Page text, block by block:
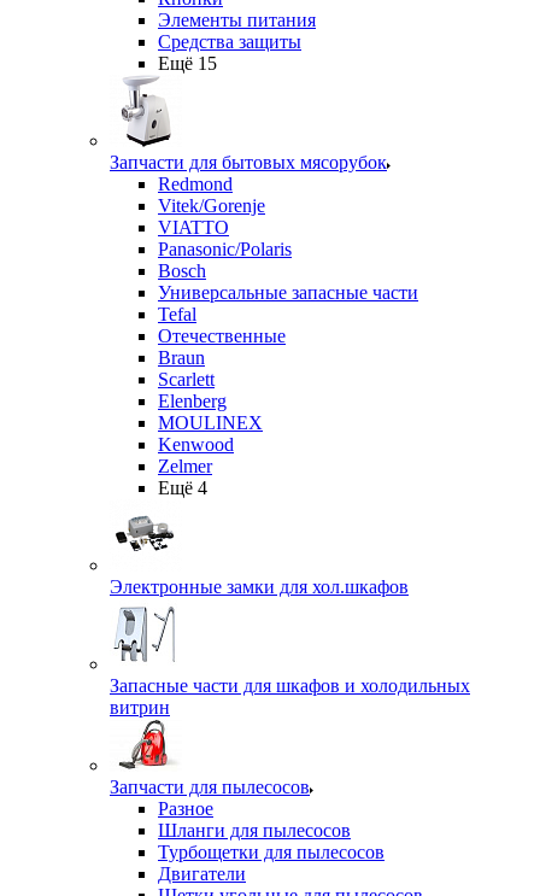
Элементы питания
Средства защиты
Ещё 15
Запчасти для бытовых мясорубок
Redmond
Vitek/Gorenje
VIATTO
Panasonic/Polaris
Bosch
Универсальные запасные части
Tefal
Отечественные
Braun
Scarlett
Elenberg
MOULINEX
Kenwood
Zelmer
Ещё 4
Электронные замки для хол.шкафов
Запасные части для шкафов и холодильных
витрин
Запчасти для пылесосов
Разное
Шланги для пылесосов
Турбощетки для пылесосов
Двигатели